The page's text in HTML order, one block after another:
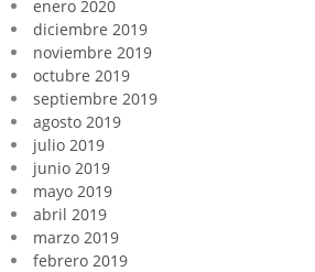
enero 2020
diciembre 2019
noviembre 2019
octubre 2019
septiembre 2019
agosto 2019
julio 2019
junio 2019
mayo 2019
abril 2019
marzo 2019
febrero 2019